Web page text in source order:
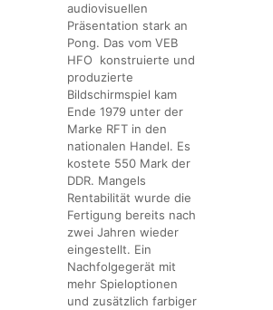
audiovisuellen
Präsentation stark an
Pong. Das vom VEB
HFO konstruierte und
produzierte
Bildschirmspiel kam
Ende 1979 unter der
Marke RFT in den
nationalen Handel. Es
kostete 550 Mark der
DDR. Mangels
Rentabilität wurde die
Fertigung bereits nach
zwei Jahren wieder
eingestellt. Ein
Nachfolgegerät mit
mehr Spieloptionen
und zusätzlich farbiger